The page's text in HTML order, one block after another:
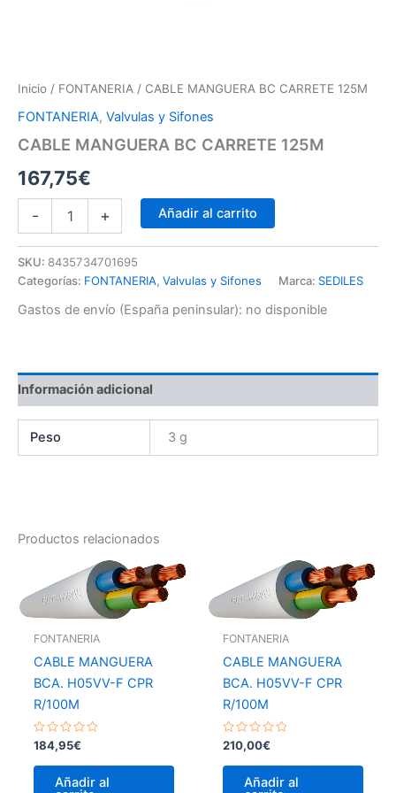
Inicio / FONTANERIA / CABLE MANGUERA BC CARRETE 125M
FONTANERIA, Valvulas y Sifones
CABLE MANGUERA BC CARRETE 125M
167,75€
- + Añadir al carrito
SKU: 8435734701695
Categorías: FONTANERIA, Valvulas y Sifones Marca: SEDILES
Gastos de envío (España peninsular): no disponible
Información adicional
Peso 3 g
Productos relacionados
FONTANERIA
CABLE MANGUERA
BCA. H05VV-F CPR
R/100M
Valorado
con
0
184,95€
Añadir al
FONTANERIA
CABLE MANGUERA
BCA. H05VV-F CPR
R/100M
Valorado
con
0
210,00€
Añadir al